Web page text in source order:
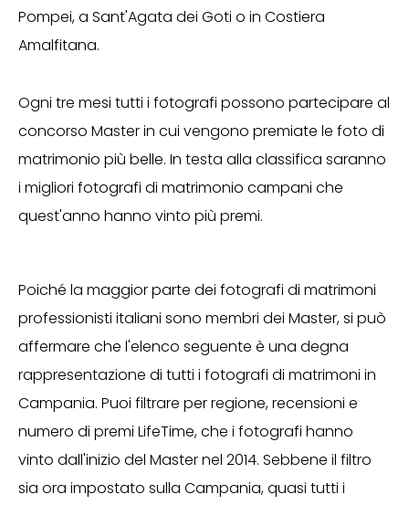
Pompei, a Sant'Agata dei Goti o in Costiera
Amalfitana.
Ogni tre mesi tutti i fotografi possono partecipare al
concorso Master in cui vengono premiate le foto di
matrimonio più belle. In testa alla classifica saranno
i migliori fotografi di matrimonio campani che
quest'anno hanno vinto più premi.
Poiché la maggior parte dei fotografi di matrimoni
professionisti italiani sono membri dei Master, si può
affermare che l'elenco seguente è una degna
rappresentazione di tutti i fotografi di matrimoni in
Campania. Puoi filtrare per regione, recensioni e
numero di premi LifeTime, che i fotografi hanno
vinto dall'inizio del Master nel 2014. Sebbene il filtro
sia ora impostato sulla Campania, quasi tutti i